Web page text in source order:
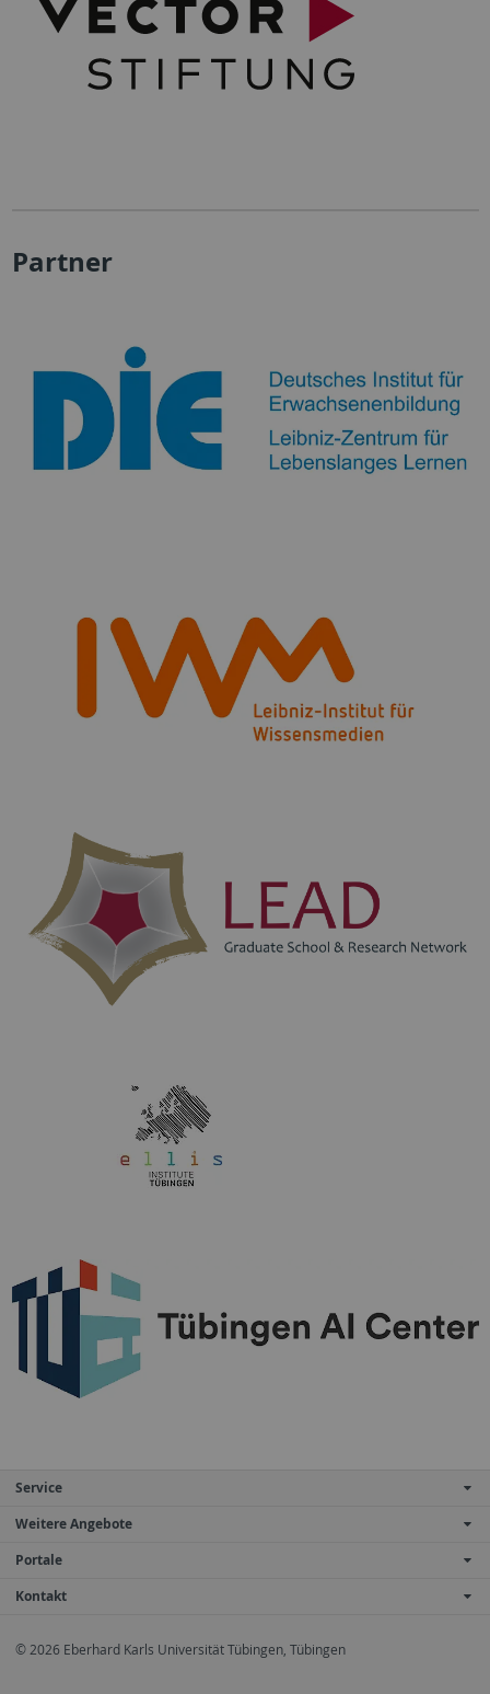
Partner
Service
Weitere Angebote
Portale
Kontakt
© 2026 Eberhard Karls Universität Tübingen, Tübingen